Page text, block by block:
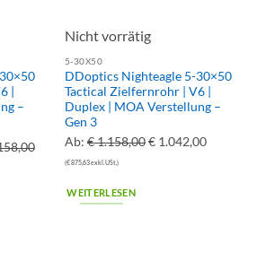
|
–
Nicht vorrätig
5-30X50
DDoptics Nighteagle 5-30×50
Tactical Zielfernrohr | V6 |
Duplex | MOA Verstellung –
Gen 3
Ab:€1.158,00 Ursprünglicher
€1.042,00Aktueller
(€875,63exkl. USt.)
WEITERLESEN